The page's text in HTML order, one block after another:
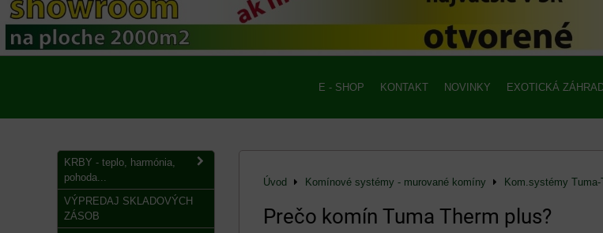
E - SHOP KONTAKT NOVINKY EXOTICKÁ
Úvod Komínové systémy - murované komíny Kom.systémy
Prečo komín Tuma Therm plus?
KRBY - teplo, harmónia,
pohoda...
VÝPREDAJ SKLADOVÝCH
ZÁSOB